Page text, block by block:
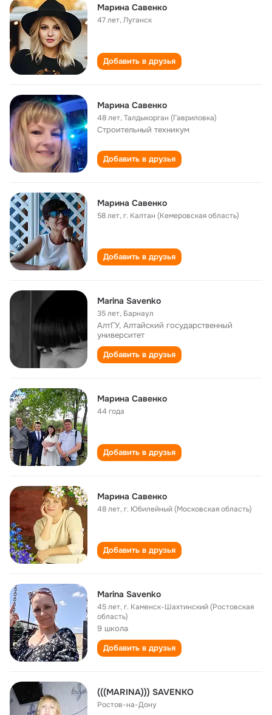
Марина Савенко
47 лет,Луганск
Добавить в друзья
Марина Савенко
48 лет,Талдыкорган (Гавриловка)
Строительный техникум
Добавить в друзья
Марина Савенко
58 лет,г. Калтан (Кемеровская область)
Добавить в друзья
Marina Savenko
35 лет, Барнаул
АлтГУ, Алтайский государственный
университет
Добавить в друзья
Марина Савенко
44 года
Добавить в друзья
Марина Савенко
48 лет,г. Юбилейный (Московская область)
Добавить в друзья
Marina Savenko
45 лет,г. Каменск-Шахтинский (Ростовская
область)
9 школа
Добавить в друзья
(((MARINA))) SAVENKO
Ростов-на-Дону